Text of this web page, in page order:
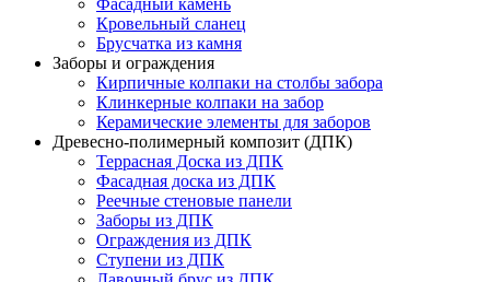
Фасадный камень
Кровельный сланец
Брусчатка из камня
Заборы и ограждения
Кирпичные колпаки на столбы забора
Клинкерные колпаки на забор
Керамические элементы для заборов
Древесно-полимерный композит (ДПК)
Террасная Доска из ДПК
Фасадная доска из ДПК
Реечные стеновые панели
Заборы из ДПК
Ограждения из ДПК
Ступени из ДПК